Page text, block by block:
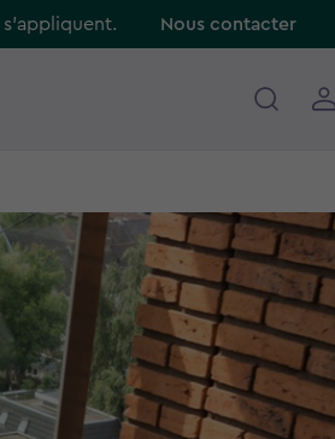
s’appliquent. Nous contacter